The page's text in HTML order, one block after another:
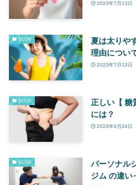
2023年7月13日
BLOG
夏は太りや
理由につい
2023年7月13日
BLOG
正しい【 糖
には？
2023年4月24日
BLOG
パーソナル
ジム の違い